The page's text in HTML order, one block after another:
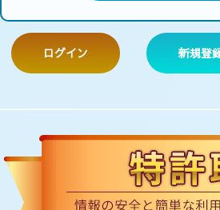
ログイン 新規登